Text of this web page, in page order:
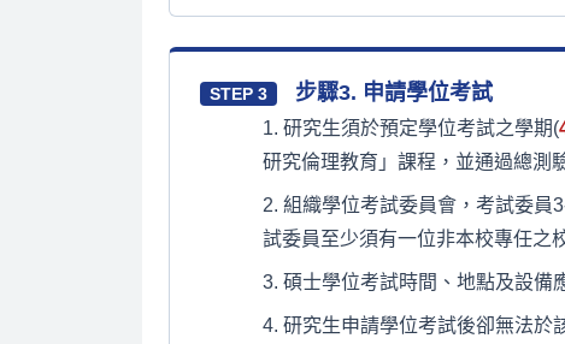
STEP 3 步驟3. 申請學位考試
研究生須於預定學位考試之學期(
研究倫理教育」課程，並通過總測
組織學位考試委員會，考試委員
試委員至少須有一位非本校專任之
碩士學位考試時間、地點及設備
研究生申請學位考試後卻無法於